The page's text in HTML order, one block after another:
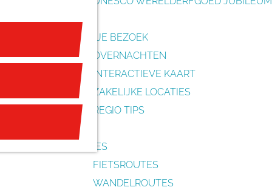
PLAN JE BEZOEK
OVERNACHTEN
INTERACTIEVE KAART
ZAKELIJKE LOCATIES
REGIO TIPS
ROUTES
FIETSROUTES
WANDELROUTES